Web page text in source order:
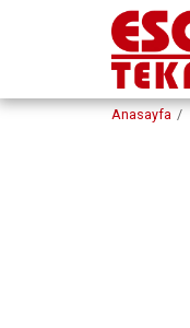
Anasayfa